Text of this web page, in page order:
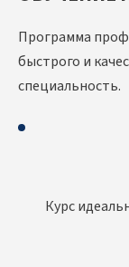
Программа
быстрого и
специальность.
Курс